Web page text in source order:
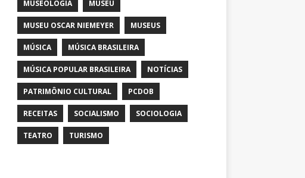
MUSEOLOGIA MUSEU
MUSEU OSCAR NIEMEYER MUSEUS
MÚSICA MÚSICA BRASILEIRA
MÚSICA POPULAR BRASILEIRA NOTÍCIAS
PATRIMÔNIO CULTURAL PCDOB
RECEITAS SOCIALISMO SOCIOLOGIA
TEATRO TURISMO